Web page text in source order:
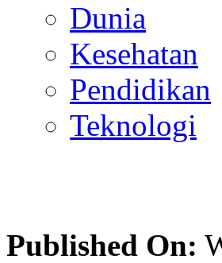
Dunia
Kesehatan
Pendidikan
Teknologi
Published On: